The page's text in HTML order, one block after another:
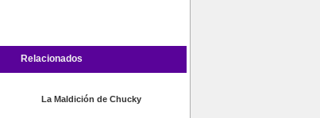
Relacionados
La Maldición de Chucky